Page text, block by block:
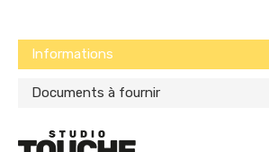
Informations
Documents à fournir